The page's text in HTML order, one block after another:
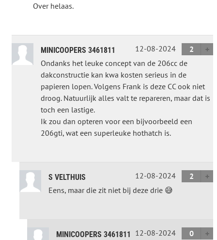
Over helaas.
MINICOOPERS 3461811 12-08-2024
2
Ondanks het leuke concept van de 206cc de
dakconstructie kan kwa kosten serieus in de
papieren lopen. Volgens Frank is deze CC ook niet
droog. Natuurlijk alles valt te repareren, maar dat is
toch een lastige.
Ik zou dan opteren voor een bijvoorbeeld een
206gti, wat een superleuke hothatch is.
S VELTHUIS 12-08-2024
2
Eens, maar die zit niet bij deze drie 😅
MINICOOPERS 3461811 12-08-2024
0